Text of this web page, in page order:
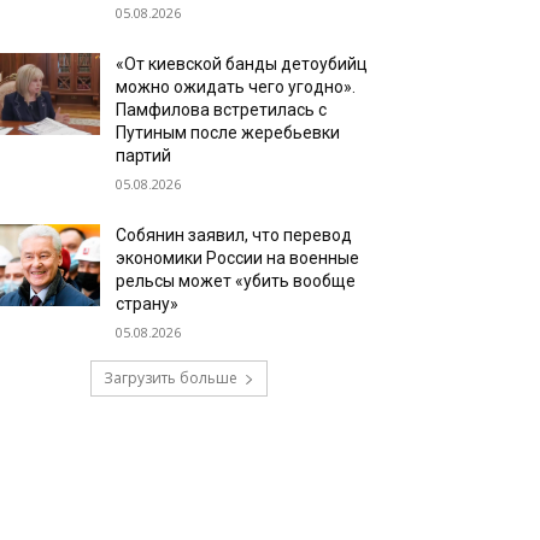
05.08.2026
«От киевской банды детоубийц
можно ожидать чего угодно».
Памфилова встретилась с
Путиным после жеребьевки
партий
05.08.2026
Собянин заявил, что перевод
экономики России на военные
рельсы может «убить вообще
страну»
05.08.2026
Загрузить больше